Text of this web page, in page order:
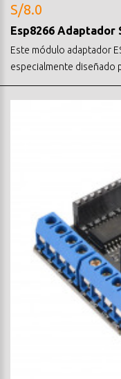
S/8.0
Esp8266 Adaptador
Este módulo adaptador
especialmente diseñado